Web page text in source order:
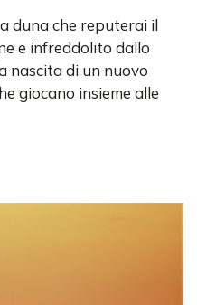
duna che reputerai il
e infreddolito dallo
nascita di un nuovo
giocano insieme alle